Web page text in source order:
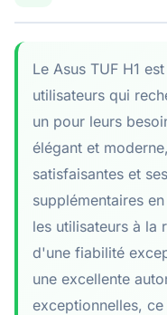
Le Asus TUF H1
utilisateurs qui
un pour leurs
élégant et
satisfaisantes et
supplémentaires
les utilisateurs à la
d'une fiabilité
une excellente
exceptionnelles,